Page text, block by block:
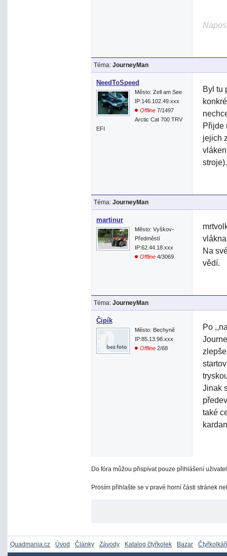
Téma: JourneyMan
NeedToSpeed
Město: Zell am See
IP:146.102.49.xxx
Offline 7/1497
Arctic Cat 700 TRV
EFI
Byl tu
Přijde
jejich
stroje).
Téma: JourneyMan
martinur
Město: Vyškov-
Předměstí
IP:62.44.18.xxx
Offline 4/3069
Na
vědí.
Téma: JourneyMan
Čipík
Město: Bechyně
IP:85.13.98.xxx
Offline 2/68
Po
Jinak
také
Do fóra můžou přispívat pouze přihlášení
Prosím přihlašte se v pravé horní části stránek
Quadmania.cz Úvod Články Závody Katalog čtyřkolek Bazar Čtyřkolkáři